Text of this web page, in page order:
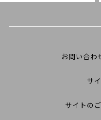
お問い合わ
サ
サイトの